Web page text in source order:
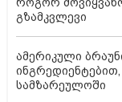
გზამკვლევი
ამერიკული
სამზარეულოში